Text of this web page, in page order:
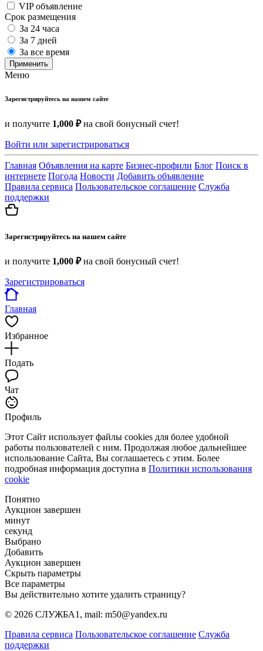
VIP объявление
Срок размещения
За 24 часа
За 7 дней
За все время
Применить
Меню
Зарегистрируйтесь на нашем сайте
и получите 1,000 ₽на свой бонусный счет!
Войти или зарегистрироваться
Главная Объявления на карте Бизнес-профили Блог Поиск в
интернете Погода Новости Добавить объявление
Правила сервиса Пользовательское соглашение Служба
поддержки
Зарегистрируйтесь на нашем сайте
и получите 1,000 ₽на свой бонусный счет!
Зарегистрироваться
Главная
Избранное
Подать
Чат
Профиль
Этот Сайт использует файлы cookies для более удобной
работы пользователей с ним. Продолжая любое дальнейшее
использование Сайта, Вы соглашаетесь с этим. Более
подробная информация доступна в Политики использования
cookie
Понятно
Аукцион завершен
минут
секунд
Выбрано
Добавить
Аукцион завершен
Скрыть параметры
Все параметры
Вы действительно хотите удалить страницу?
© 2026 СЛУЖБА1, mail: m50@yandex.ru
Правила сервиса Пользовательское соглашение Служба
поддержки